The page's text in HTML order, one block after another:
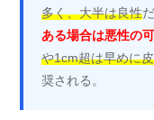
多く、大半は良性
ある場合は悪性の
や1cm超は早めに
奨される。